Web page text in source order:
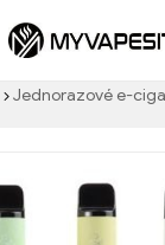
Jednorazové e-